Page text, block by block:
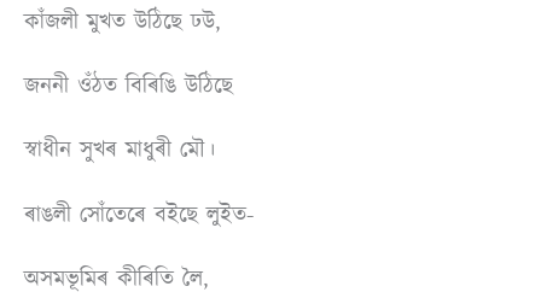
কাঁজলী মুখত উঠিছে ঢউ,
জননী ওঁঠত বিৰিঙি উঠিছে
স্বাধীন সুখৰ মাধুৰী মৌ।
ৰাঙলী সোঁতেৰে বইছে লুইত-
অসমভূমিৰ কীৰিতি লৈ,